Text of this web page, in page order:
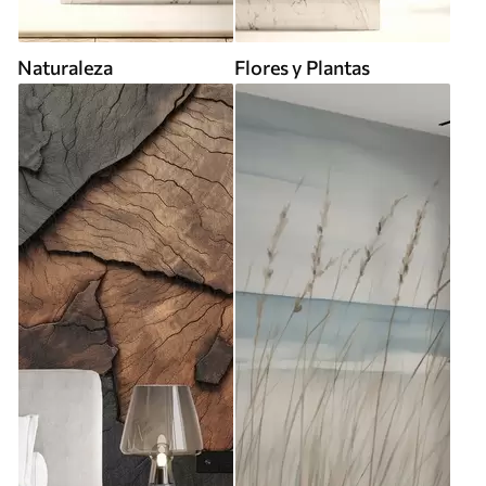
Naturaleza Flores y Plantas